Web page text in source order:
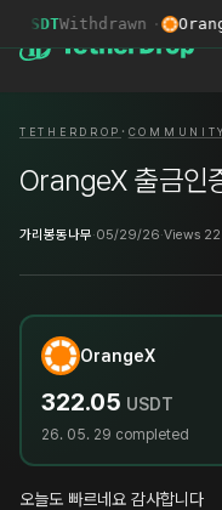
USDTWithdrawn ·
TETHERDROP · COMMUNITY
OrangeX 출금인
가리봉동나무·05/29/26·Views 22
OrangeX
322.05 USDT
26. 05. 29 completed
오늘도 빠르네요 감사합니다